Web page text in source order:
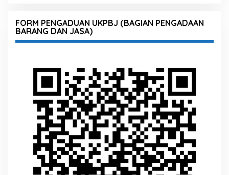
FORM PENGADUAN UKPBJ (BAGIAN PENGADAAN
BARANG DAN JASA)